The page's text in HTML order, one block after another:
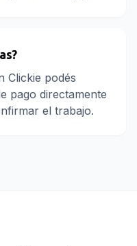
Clickie podés
pago directamente
el trabajo.